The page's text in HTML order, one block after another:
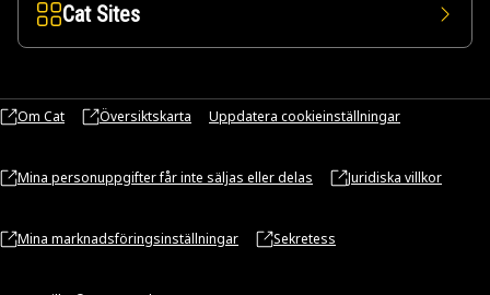
Cat Sites
Om Cat Översiktskarta Uppdatera cookieinställningar
Mina personuppgifter får inte säljas eller delas Juridiska villkor
Mina marknadsföringsinställningar Sekretess